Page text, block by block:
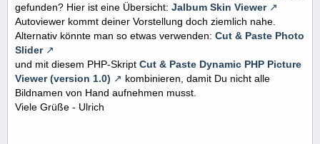
gefunden? Hier ist eine Übersicht: Jalbum Skin Viewer
Autoviewer kommt deiner Vorstellung doch ziemlich nahe.
Alternativ könnte man so etwas verwenden: Cut & Paste Photo
Slider
und mit diesem PHP-Skript Cut & Paste Dynamic PHP Picture
Viewer (version 1.0)
kombinieren, damit Du nicht alle
Bildnamen von Hand aufnehmen musst.
Viele Grüße - Ulrich